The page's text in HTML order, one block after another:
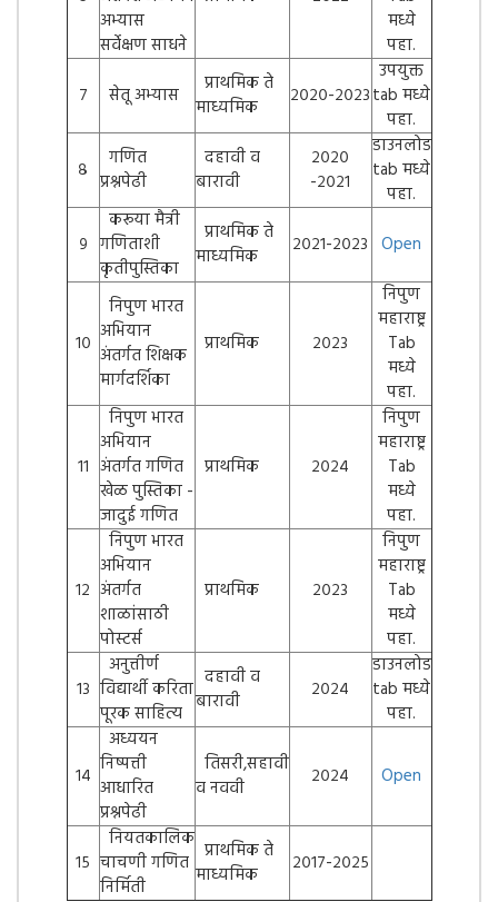
अभ्यास
सर्वेक्षण साधने
मध्ये
पहा.
७
सेतू अभ्यास
प्राथमिक ते
माध्यमिक
२०२०-२०२३
उपयुक्त
tab मध्ये
पहा.
८
गणित
प्रश्नपेढी
दहावी व
बारावी
२०२०
-२०२१
डाउनलोड
tab मध्ये
पहा.
९
करूया मैत्री
गणिताशी
कृतीपुस्तिका
प्राथमिक ते
माध्यमिक
२०२१-२०२३ Open
१०
निपुण भारत
अभियान
अंतर्गत शिक्षक
मार्गदर्शिका
प्राथमिक २०२३
निपुण
महाराष्ट्र
Tab
मध्ये
पहा.
११
निपुण भारत
अभियान
अंतर्गत गणित
खेळ पुस्तिका -
जादुई गणित
प्राथमिक २०२४
निपुण
महाराष्ट्र
Tab
मध्ये
पहा.
१२
निपुण भारत
अभियान
अंतर्गत
शाळांसाठी
पोस्टर्स
प्राथमिक २०२३
निपुण
महाराष्ट्र
Tab
मध्ये
पहा.
१३
अनुत्तीर्ण
विद्यार्थी करिता
पूरक साहित्य
दहावी व
बारावी
२०२४
डाउनलोड
tab मध्ये
पहा.
१४
अध्ययन
निष्पत्ती
आधारित
प्रश्नपेढी
तिसरी,सहावी
व नववी
२०२४ Open
१५
नियतकालिक
चाचणी गणित
निर्मिती
प्राथमिक ते
माध्यमिक
२०१७-२०२५